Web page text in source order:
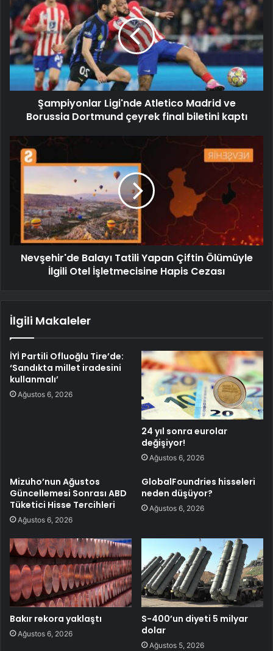
Şampiyonlar Ligi'nde Atletico Madrid ve
Borussia Dortmund çeyrek final biletini kaptı
Nevşehir'de Balayı Tatili Yapan Çiftin Ölümüyle
İlgili Otel İşletmecisine Hapis Cezası
İlgili Makaleler
İYİ Partili Ofluoğlu Tire’de:
‘Sandıkta millet iradesini
kullanmalı’
Ağustos 6, 2026
24 yıl sonra eurolar
değişiyor!
Ağustos 6, 2026
Mizuho’nun Ağustos
Güncellemesi Sonrası ABD
Tüketici Hisse Tercihleri
Ağustos 6, 2026
GlobalFoundries hisseleri
neden düşüyor?
Ağustos 6, 2026
Bakır rekora yaklaştı
Ağustos 6, 2026
S-400’un diyeti 5 milyar
dolar
Ağustos 5, 2026